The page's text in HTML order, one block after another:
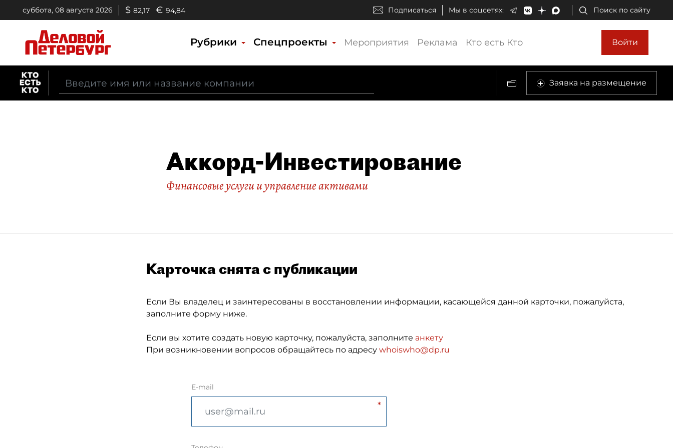
суббота, 08 августа 2026 $ 82,17 € 94,84 Подписаться Мы в соцсетях: Поиск по сайту
Рубрики Спецпроекты Мероприятия Реклама Кто есть Кто Войти
Заявка на размещение
Аккорд-Инвестирование
Финансовые услуги и управление активами
Карточка снята с публикации
Если Вы владелец и заинтересованы в восстановлении информации, касающейся данной карточки, пожалуйста,
заполните форму ниже.
Если вы хотите создать новую карточку, пожалуйста, заполните анкету
При возникновении вопросов обращайтесь по адресу whoiswho@dp.ru
E-mail